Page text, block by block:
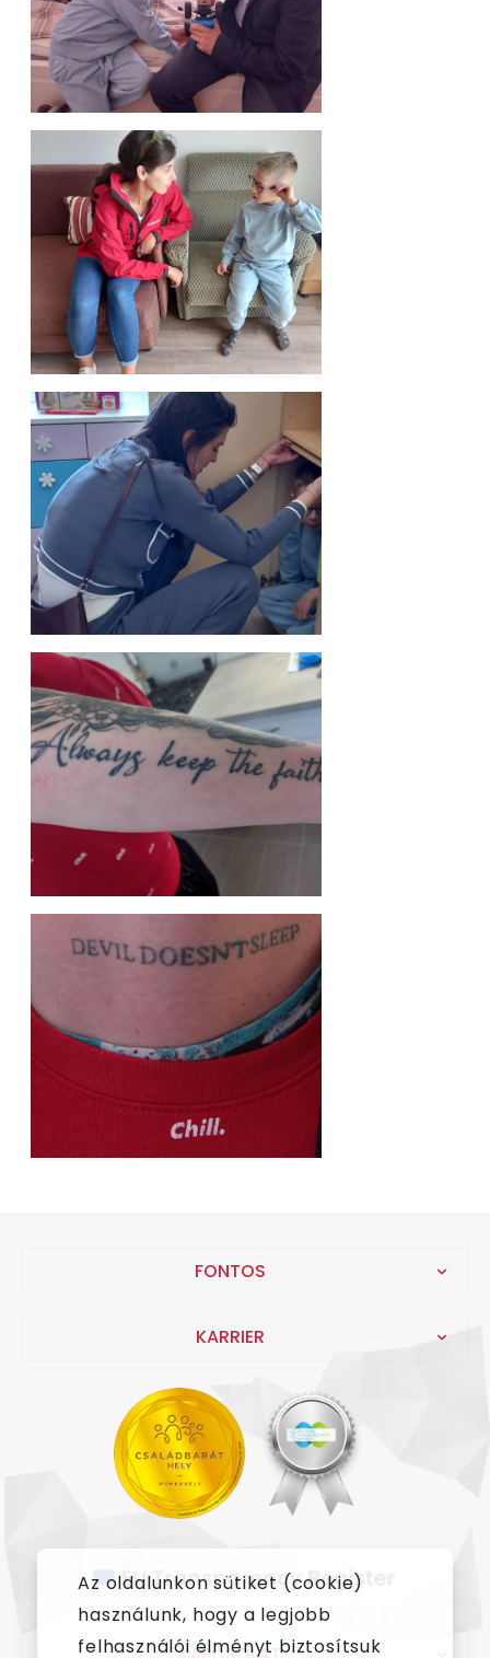
FONTOS
KARRIER
Az oldalunkon sütiket (cookie)
használunk, hogy a legjobb
felhasználói élményt biztosítsuk